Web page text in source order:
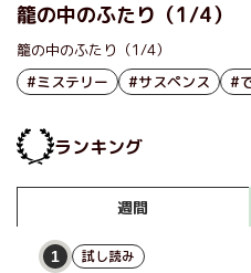
籠の中のふたり（1/4）
籠の中のふたり（1/4）
#ミステリー
#サスペンス #
ランキング
週間
1 試し読み